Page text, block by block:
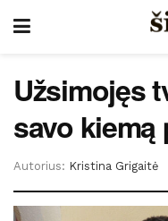
Užsimojęs
savo kiemą
Autorius: Kristina Grigaitė